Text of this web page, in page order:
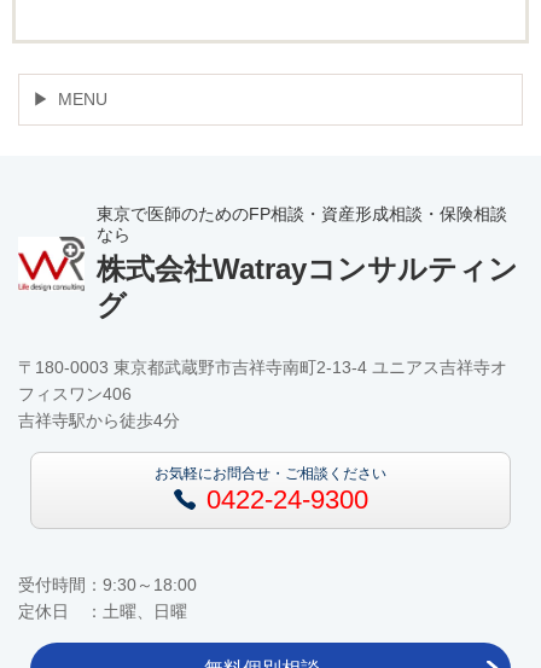
MENU
東京で医師のためのFP相談・資産形成相談・保険相談
なら
株式会社Watrayコンサルティン
グ
〒180-0003 東京都武蔵野市吉祥寺南町2-13-4 ユニアス吉祥寺オ
フィスワン406
吉祥寺駅から徒歩4分
お気軽にお問合せ・ご相談ください
0422-24-9300
受付時間：9:30～18:00
定休日 ：土曜、日曜